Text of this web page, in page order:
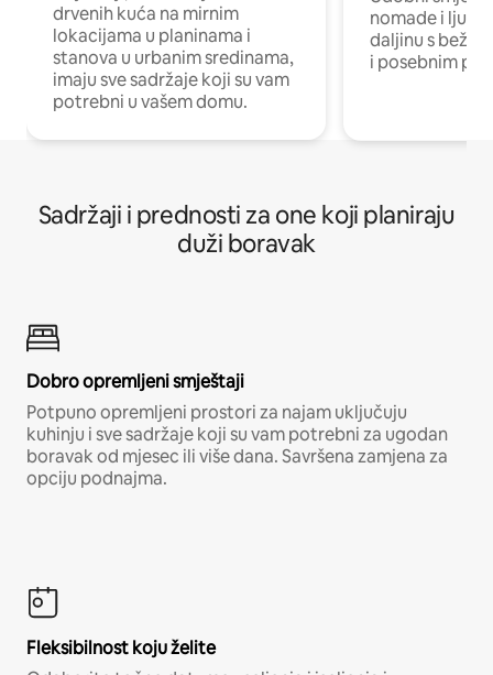
drvenih kuća na mirnim
lokacijama u planinama i
stanova u urbanim sredinama,
imaju sve sadržaje koji su vam
potrebni u vašem domu.
nomade i ljude
daljinu s
i posebnim
Sadržaji i prednosti za one koji planiraju
duži boravak
Dobro opremljeni smještaji
Potpuno opremljeni prostori za najam uključuju
kuhinju i sve sadržaje koji su vam potrebni za ugodan
boravak od mjesec ili više dana. Savršena zamjena za
opciju podnajma.
Fleksibilnost koju želite